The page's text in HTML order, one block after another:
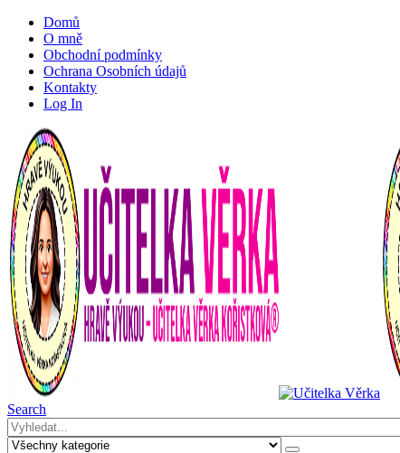
Domů
O mně
Obchodní podmínky
Ochrana Osobních údajů
Kontakty
Log In
Search